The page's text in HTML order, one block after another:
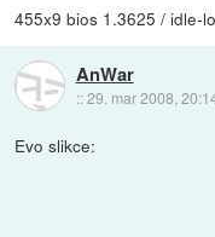
455x9 bios 1.3625 / idle-
AnWar
::29. mar 2008,
Evo slikce: